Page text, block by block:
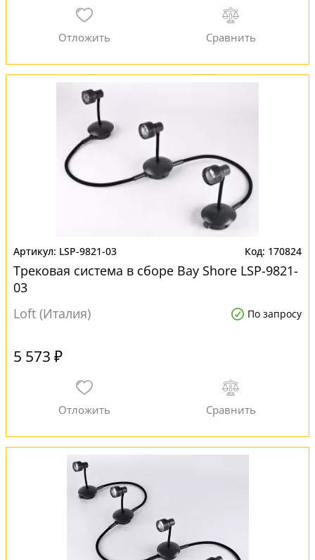
LSP-9821-03 170824
Трековая система в сборе Bay Shore LSP-9821-
03
Loft (Италия)
По запросу
5 573 ₽